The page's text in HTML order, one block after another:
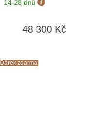
14-28 dnů
48 300 Kč
Dárek zdarma